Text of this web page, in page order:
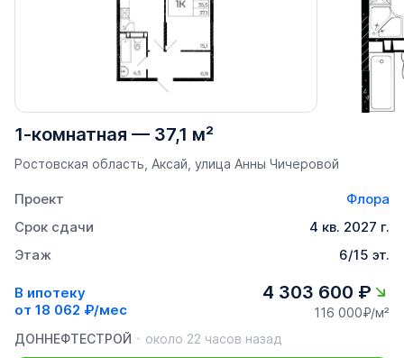
1-комнатная — 37,1 м²
Ростовская область, Аксай, улица Анны Чичеровой
Проект
Флора
Срок сдачи
4 кв. 2027 г.
Этаж
6/15 эт.
В ипотеку
от 18 062 ₽/мес
4 303 600 ₽
116 000₽/м²
ДОННЕФТЕСТРОЙ
около 22 часов назад